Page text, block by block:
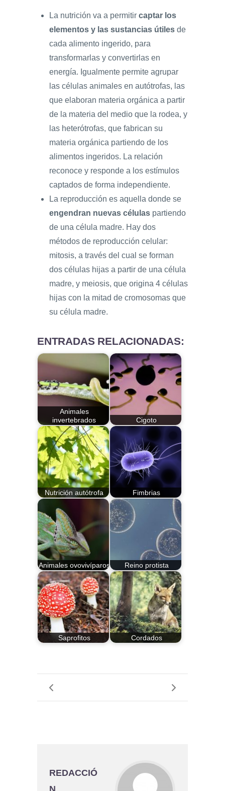
La nutrición va a permitir captar los
elementos y las sustancias útiles de
cada alimento ingerido, para
transformarlas y convertirlas en
energía. Igualmente permite agrupar
las células animales en autótrofas, las
que elaboran materia orgánica a partir
de la materia del medio que la rodea, y
las heterótrofas, que fabrican su
materia orgánica partiendo de los
alimentos ingeridos. La relación
reconoce y responde a los estímulos
captados de forma independiente.
La reproducción es aquella donde se
engendran nuevas células partiendo
de una célula madre. Hay dos
métodos de reproducción celular:
mitosis, a través del cual se forman
dos células hijas a partir de una célula
madre, y meiosis, que origina 4 células
hijas con la mitad de cromosomas que
su célula madre.
ENTRADAS RELACIONADAS:
Animales
invertebrados
Cigoto
Nutrición autótrofa Fimbrias
Animales ovovivíparos Reino protista
Saprofitos Cordados
REDACCIÓ
N